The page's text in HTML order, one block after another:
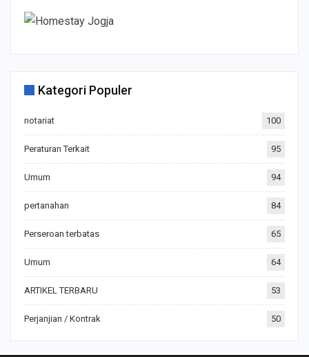
Kategori Populer
notariat 100
Peraturan Terkait 95
Umum 94
pertanahan 84
Perseroan terbatas 65
Umum 64
ARTIKEL TERBARU 53
Perjanjian / Kontrak 50